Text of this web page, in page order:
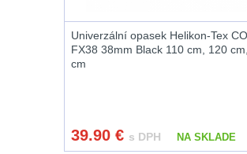
Univerzální opasek Helikon-Tex
FX38 38mm Black 110 cm, 120
cm
39.90 € s DPH NA SKLADE